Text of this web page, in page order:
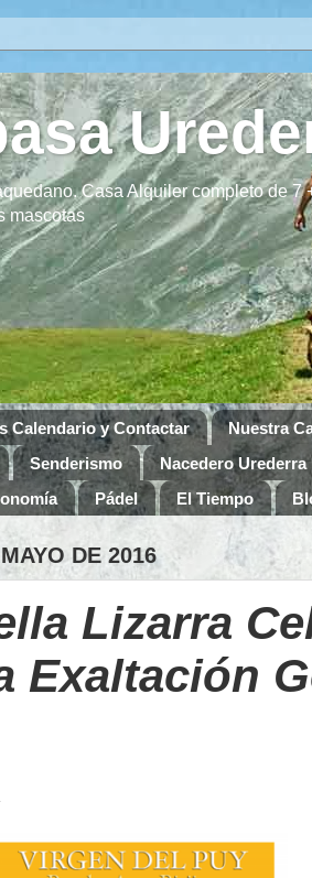
Casa Alquiler completo de
mascotas
Calendario y Contactar Nuestra
Senderismo Nacedero Urederra
Pádel El Tiempo
DE 2016
Lizarra
Exaltación